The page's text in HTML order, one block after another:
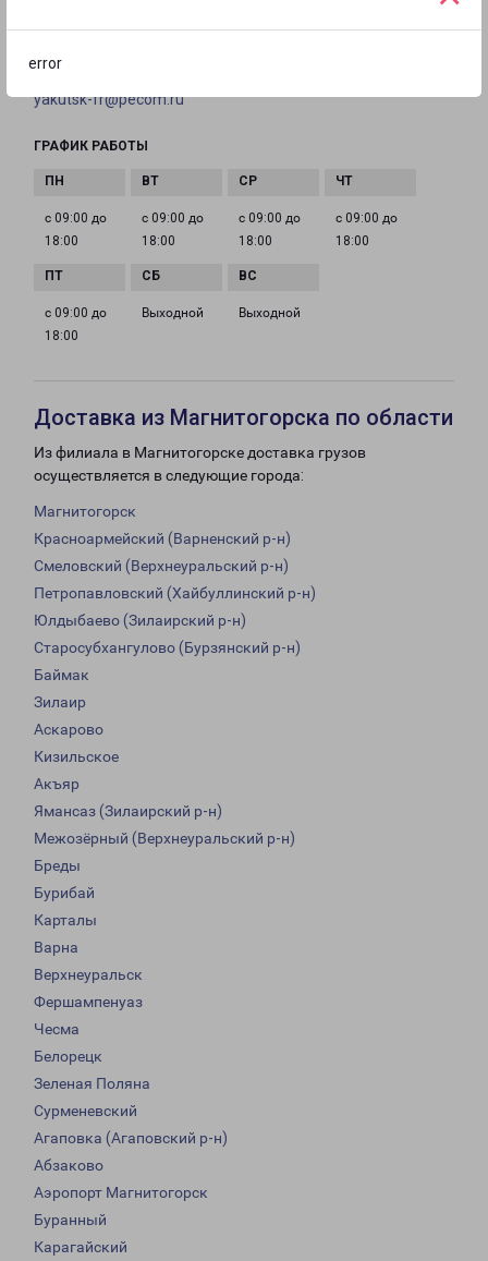
error
+7(4112)31-63-14
yakutsk-fr@pecom.ru
ГРАФИК РАБОТЫ
с 09:00 до
18:00
с 09:00 до
18:00
с 09:00 до
18:00
с 09:00 до
18:00
с 09:00 до
18:00
Выходной Выходной
Доставка из Магнитогорска по области
Из филиала в Магнитогорске доставка грузов
осуществляется в следующие города:
Магнитогорск
Красноармейский (Варненский р-н)
Смеловский (Верхнеуральский р-н)
Петропавловский (Хайбуллинский р-н)
Юлдыбаево (Зилаирский р-н)
Старосубхангулово (Бурзянский р-н)
Баймак
Зилаир
Аскарово
Кизильское
Акъяр
Ямансаз (Зилаирский р-н)
Межозёрный (Верхнеуральский р-н)
Бреды
Бурибай
Карталы
Варна
Верхнеуральск
Фершампенуаз
Чесма
Белорецк
Зеленая Поляна
Сурменевский
Агаповка (Агаповский р-н)
Абзаково
Аэропорт Магнитогорск
Буранный
Карагайский